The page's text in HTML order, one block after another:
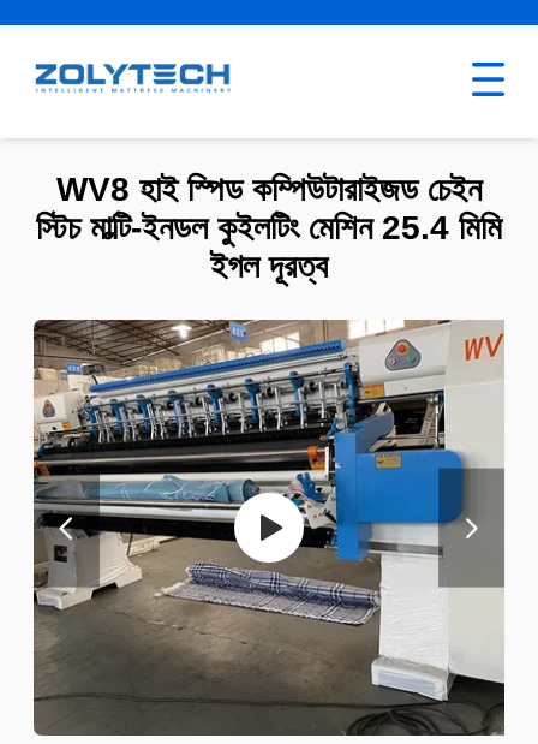
WV8 হাই স্পিড কম্পিউটারাইজড চেইন
স্টিচ মাল্টি-ইনডল কুইলটিং মেশিন 25.4 মিমি
ইগল দূরত্ব